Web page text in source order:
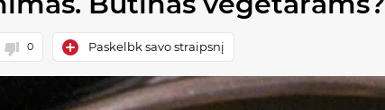
0 Paskelbk savo straipsnį